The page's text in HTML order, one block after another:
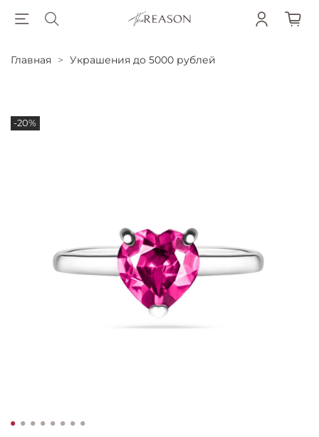
Главная Украшения до 5000 рублей
-20%